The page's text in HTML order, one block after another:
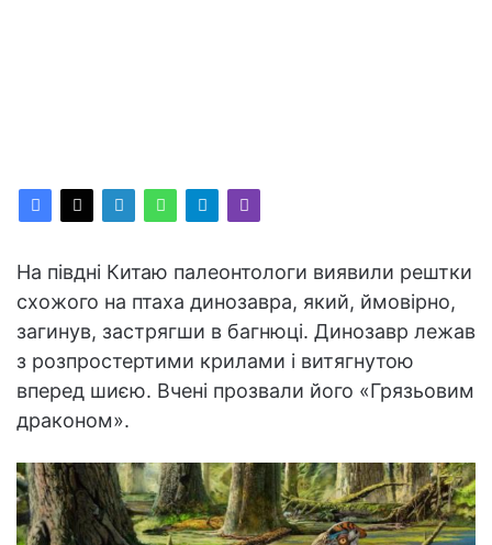
На півдні Китаю палеонтологи виявили рештки
схожого на птаха динозавра, який, ймовірно,
загинув, застрягши в багнюці. Динозавр лежав
з розпростертими крилами і витягнутою
вперед шиєю. Вчені прозвали його «Грязьовим
драконом».